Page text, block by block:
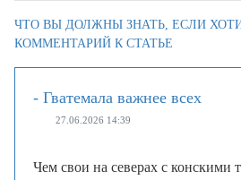
ЧТО ВЫ ДОЛЖНЫ ЗНАТЬ, ЕСЛИ
КОММЕНТАРИЙ К СТАТЬЕ
- Гватемала важнее всех
27.06.2026 14:39
Чем свои на северах с конскими